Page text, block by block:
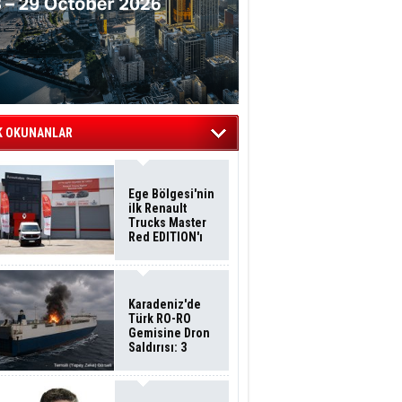
OKUNANLAR
Ege Bölgesi'nin
ilk Renault
Trucks Master
Red EDITION'ı
Filosuna Katıldı
Karadeniz'de
Türk RO-RO
Gemisine Dron
Saldırısı: 3
Durumu Ağır